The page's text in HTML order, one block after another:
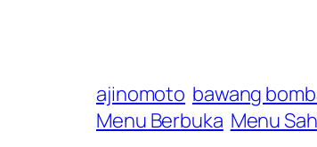
ajinomoto bawang
Menu Berbuka Menu